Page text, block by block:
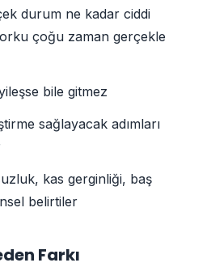
durum ne kadar ciddi
çoğu zaman gerçekle
bile gitmez
sağlayacak adımları
kas gerginliği, baş
belirtiler
Farkı